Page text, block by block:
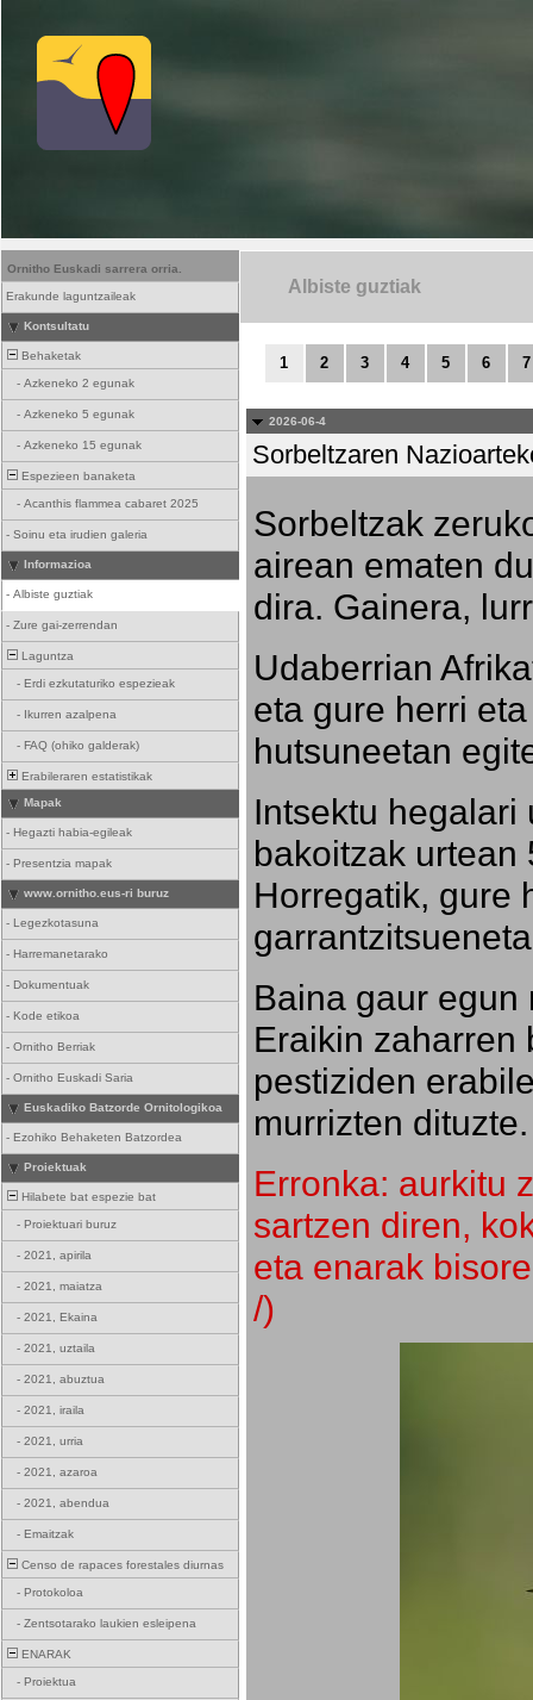
Ornitho Euskadi sarrera orria.
Erakunde laguntzaileak
Kontsultatu
Behaketak
- Azkeneko 2 egunak
- Azkeneko 5 egunak
- Azkeneko 15 egunak
Espezieen banaketa
- Acanthis flammea cabaret 2025
- Soinu eta irudien galeria
Informazioa
- Albiste guztiak
- Zure gai-zerrendan
Laguntza
- Erdi ezkutaturiko espezieak
- Ikurren azalpena
- FAQ (ohiko galderak)
Erabileraren estatistikak
Mapak
- Hegazti habia-egileak
- Presentzia mapak
www.ornitho.eus-ri buruz
- Legezkotasuna
- Harremanetarako
- Dokumentuak
- Kode etikoa
- Ornitho Berriak
- Ornitho Euskadi Saria
Euskadiko Batzorde Ornitologikoa
- Ezohiko Behaketen Batzordea
Proiektuak
Hilabete bat espezie bat
- Proiektuari buruz
- 2021, apirila
- 2021, maiatza
- 2021, Ekaina
- 2021, uztaila
- 2021, abuztua
- 2021, iraila
- 2021, urria
- 2021, azaroa
- 2021, abendua
- Emaitzak
Censo de rapaces forestales diurnas
- Protokoloa
- Zentsotarako laukien esleipena
ENARAK
- Proiektua
Albiste guztiak
1 2 3 4 5 6 7
2026-06-4
Sorbeltzaren
Sorbeltzak
airean ematen
dira. Gainera,
Udaberrian
eta gure herri
hutsuneetan
Intsektu hegalari
bakoitzak urtean
Horregatik, gure
Baina gaur egun
Eraikin zaharren
pestiziden
murrizten dituzte.
Erronka: aurkitu
sartzen diren,
eta enarak
/)